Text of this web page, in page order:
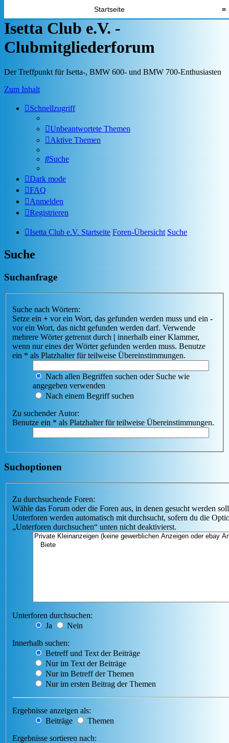
Startseite ≡
Isetta Club e.V. -
Clubmitgliederforum
Der Treffpunkt für Isetta-, BMW 600- und BMW 700-Enthusiasten
Zum Inhalt
Schnellzugriff
Unbeantwortete Themen
Aktive Themen
Suche
Dark mode
FAQ
Anmelden
Registrieren
Isetta Club e.V. Startseite Foren-Übersicht Suche
Suche
Suchanfrage
Suche nach Wörtern:
Setze ein + vor ein Wort, das gefunden werden muss und ein -
vor ein Wort, das nicht gefunden werden darf. Verwende
mehrere Wörter getrennt durch | innerhalb einer Klammer,
wenn nur eines der Wörter gefunden werden muss. Benutze
ein * als Platzhalter für teilweise Übereinstimmungen.
Nach allen Begriffen suchen oder Suche wie
angegeben verwenden
Nach einem Begriff suchen
Zu suchender Autor:
Benutze ein * als Platzhalter für teilweise Übereinstimmungen.
Suchoptionen
Zu durchsuchende Foren:
Wähle das Forum oder die Foren aus, in denen gesucht werden
Unterforen werden automatisch mit durchsucht, sofern du die
„Unterforen durchsuchen“ unten nicht deaktivierst.
Unterforen durchsuchen:
Ja
Nein
Innerhalb suchen:
Betreff und Text der Beiträge
Nur im Text der Beiträge
Nur im Betreff der Themen
Nur im ersten Beitrag der Themen
Ergebnisse anzeigen als:
Beiträge
Themen
Ergebnisse sortieren nach: